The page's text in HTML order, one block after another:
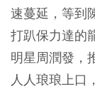
速蔓延，等到
打趴保力達的
明星周潤發，
人人琅琅上口